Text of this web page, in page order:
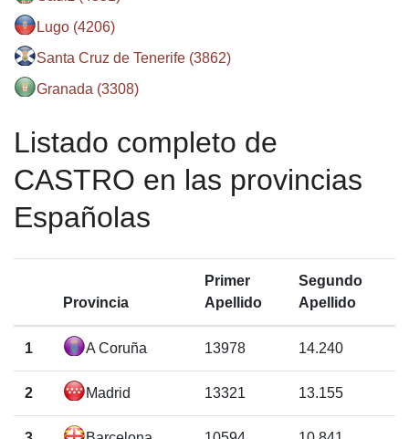
Lugo (4206)
Santa Cruz de Tenerife (3862)
Granada (3308)
Listado completo de
CASTRO en las provincias
Españolas
Provincia
Primer
Apellido
Segundo
Apellido
1 A Coruña 13978 14.240
2 Madrid 13321 13.155